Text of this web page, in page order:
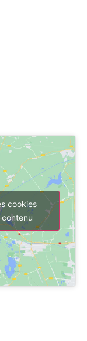
cookies